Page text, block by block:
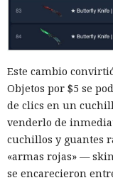
Este cambio
Objetos por $5 se
de clics en un
venderlo de
cuchillos y guantes
«armas rojas» —
se encarecieron